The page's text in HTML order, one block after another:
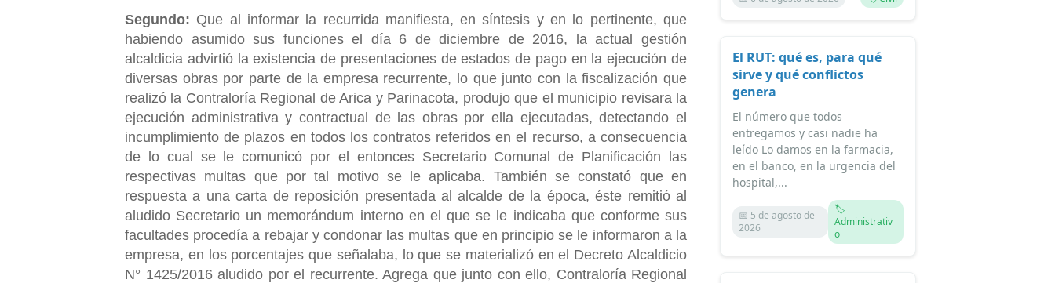
Segundo: Que al informar la recurrida manifiesta, en síntesis y en lo pertinente, que
habiendo asumido sus funciones el día 6 de diciembre de 2016, la actual gestión
alcaldicia advirtió la existencia de presentaciones de estados de pago en la ejecución de
diversas obras por parte de la empresa recurrente, lo que junto con la fiscalización que
realizó la Contraloría Regional de Arica y Parinacota, produjo que el municipio revisara la
ejecución administrativa y contractual de las obras por ella ejecutadas, detectando el
incumplimiento de plazos en todos los contratos referidos en el recurso, a consecuencia
de lo cual se le comunicó por el entonces Secretario Comunal de Planificación las
respectivas multas que por tal motivo se le aplicaba. También se constató que en
respuesta a una carta de reposición presentada al alcalde de la época, éste remitió al
aludido Secretario un memorándum interno en el que se le indicaba que conforme sus
facultades procedía a rebajar y condonar las multas que en principio se le informaron a la
empresa, en los porcentajes que señalaba, lo que se materializó en el Decreto Alcaldicio
N° 1425/2016 aludido por el recurrente. Agrega que junto con ello, Contraloría Regional
El RUT: qué es, para qué
sirve y qué conflictos
genera
El número que todos
entregamos y casi nadie ha
leído Lo damos en la farmacia,
en el banco, en la urgencia del
hospital,...
📅 5 de agosto de
2026
🏷️
Administrativ
o